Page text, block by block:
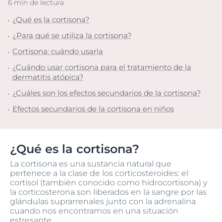
6 min de lectura
¿Qué es la cortisona?
¿Para qué se utiliza la cortisona?
Cortisona: cuándo usarla
¿Cuándo usar cortisona para el tratamiento de la
dermatitis atópica?
¿Cuáles son los efectos secundarios de la cortisona?
Efectos secundarios de la cortisona en niños
¿Qué es la cortisona?
La cortisona es una sustancia natural que
pertenece a la clase de los corticosteroides: el
cortisol (también conocido como hidrocortisona) y
la corticosterona son liberados en la sangre por las
glándulas suprarrenales junto con la adrenalina
cuando nos encontramos en una situación